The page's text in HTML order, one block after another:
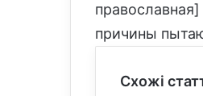
причины
Схожі